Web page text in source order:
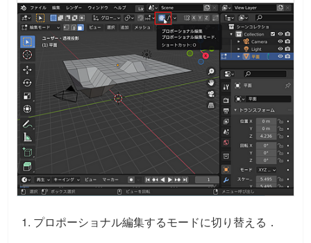
プロポーショナル編集するモードに切り替える．